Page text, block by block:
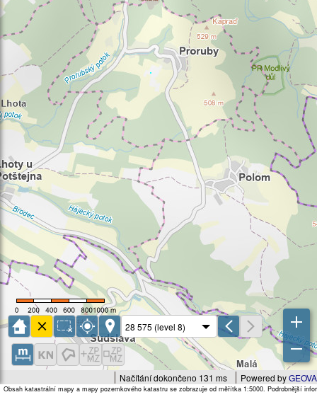
Powered by
Načítání dokončeno 131 ms
Obsah katastrální mapy a mapy pozemkového katastru se zobrazuje od měřítka 1:5000. Podrobnější